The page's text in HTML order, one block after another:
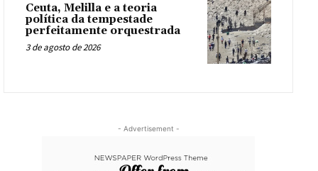
Ceuta, Melilla e a teoria
política da tempestade
perfeitamente orquestrada
3 de agosto de 2026
- Advertisement -